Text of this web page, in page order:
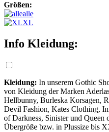
Größen:
alle
XL
Info Kleidung:
Kleidung: In unserem Gothic
von Kleidung der Marken
Hellbunny, Burleska Korsagen,
Devil Fashion, Kates Clothing,
of Darkness, Sinister und Queen
Übergröße bzw. in Plussize bis